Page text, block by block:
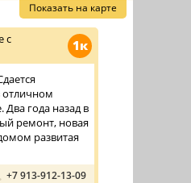
Показать на карте
1к
с
отличном
Два года назад в
ремонт, новая
развитая
+7 913-912-13-09